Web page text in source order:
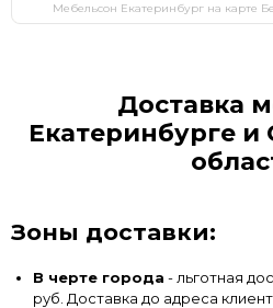
Мебельсон Екатеринбург на карте
Доставка
Екатеринбурге и
Зоны доставки:
В черте города - льготная
руб. Доставка до адреса